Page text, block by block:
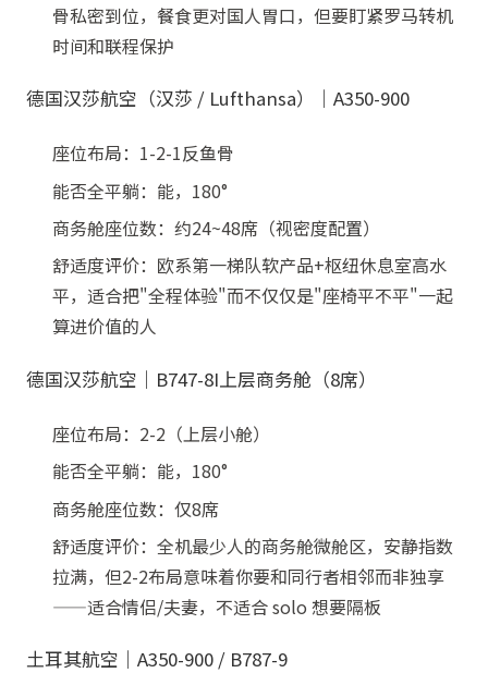
骨私密到位，餐食更对国人胃口，但要盯紧罗马转机
时间和联程保护
德国汉莎航空（汉莎 / Lufthansa）｜A350-900
座位布局：1-2-1反鱼骨
能否全平躺：能，180°
商务舱座位数：约24~48席（视密度配置）
舒适度评价：欧系第一梯队软产品+枢纽休息室高水
平，适合把"全程体验"而不仅仅是"座椅平不平"一起
算进价值的人
德国汉莎航空｜B747-8I上层商务舱（8席）
座位布局：2-2（上层小舱）
能否全平躺：能，180°
商务舱座位数：仅8席
舒适度评价：全机最少人的商务舱微舱区，安静指数
拉满，但2-2布局意味着你要和同行者相邻而非独享
——适合情侣/夫妻，不适合 solo 想要隔板
土耳其航空｜A350-900 / B787-9